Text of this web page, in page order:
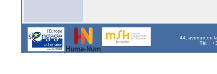
44, avenue de
Tél. :